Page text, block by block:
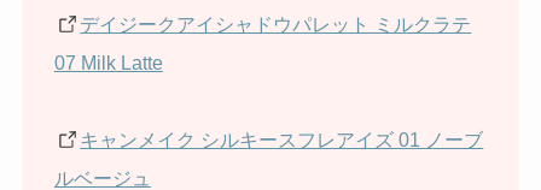
デイジークアイシャドウパレット ミルクラテ
07 Milk Latte
キャンメイク シルキースフレアイズ 01 ノーブ
ルベージュ